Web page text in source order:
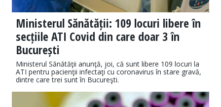
Ministerul Sănătății: 109 locuri libere în
secțiile ATI Covid din care doar 3 în
București
Ministerul Sănătăţii anunţă, joi, că sunt libere 109 locuri la
ATI pentru pacienţii infectaţi cu coronavirus în stare gravă,
dintre care trei sunt în Bucureşti.